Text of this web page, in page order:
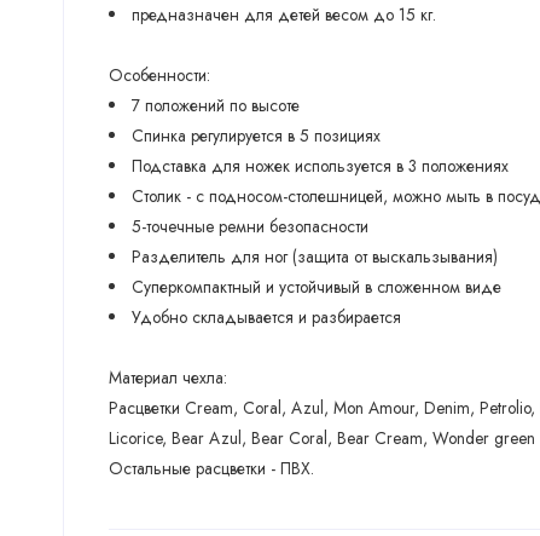
предназначен для детей весом до 15 кг.
Особенности:
7 положений по высоте
Спинка регулируется в 5 позициях
Подставка для ножек используется в 3 положениях
Столик - с подносом-столешницей, можно мыть в
5-тoчeчныe peмни бeзoпacнocти
Разделитель для ног (защита от выскальзывания)
Суперкомпактный и устойчивый в сложенном виде
Удобно складывается и разбирается
Материал чехла:
Расцветки Cream, Coral, Azul, Mon Amour, Denim,
Licorice, Bear Azul, Bear Coral, Bear Cream, Wonder green
Остальные расцветки - ПВХ.